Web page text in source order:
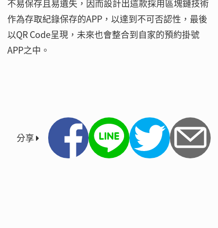
不易保存且易遺失，因而設計出這款採用區塊鏈技術
作為存取紀錄保存的APP，以達到不可否認性，最後
以QR Code呈現，未來也會整合到自家的預約掛號
APP之中。
分享